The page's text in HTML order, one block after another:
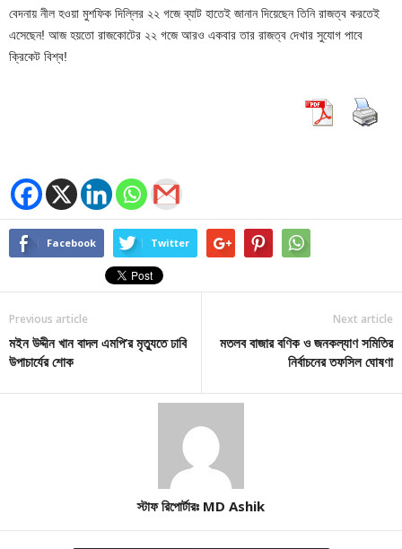
বেদনায় নীল হওয়া মুশফিক দিল্লির ২২ গজে ব্যাট হাতেই জানান দিয়েছেন তিনি রাজত্ব করতেই
এসেছেন! আজ হয়তো রাজকোটের ২২ গজে আরও একবার তার রাজত্ব দেখার সুযোগ পাবে
ক্রিকেট বিশ্ব!
Facebook Twitter
Previous article
মইন উদ্দীন খান বাদল এমপি’র মৃত্যুতে ঢাবি
উপাচার্যের শোক
Next article
মতলব বাজার বণিক ও জনকল্যাণ সমিতির
নির্বাচনের তফসিল ঘোষণা
স্টাফ রিপোর্টারঃ MD Ashik